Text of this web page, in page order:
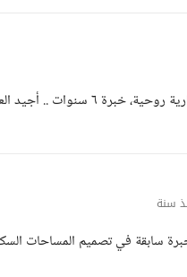
السلام عليكم ورحمة الله
سنة
سابقة في تصميم المساحات